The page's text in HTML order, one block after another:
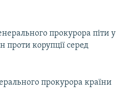
прокурора піти у
проти корупції серед
прокурора країни